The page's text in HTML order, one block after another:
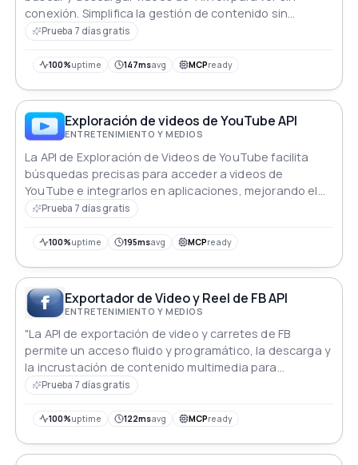
conexión. Simplifica la gestión de contenido sin
esfuerzo.
Prueba 7 días gratis
100%uptime 147msavg MCPready
Exploración de videos de YouTube API
ENTRETENIMIENTO Y MEDIOS
La API de Exploración de Videos de YouTube facilita
búsquedas precisas para acceder a videos de
YouTube e integrarlos en aplicaciones, mejorando el
descubrimiento de contenido.
Prueba 7 días gratis
100%uptime 195msavg MCPready
Exportador de Video y Reel de FB API
ENTRETENIMIENTO Y MEDIOS
"La API de exportación de video y carretes de FB
permite un acceso fluido y programático, la descarga y
la incrustación de contenido multimedia para
enriquecer las experiencias del usuario."
Prueba 7 días gratis
100%uptime 122msavg MCPready